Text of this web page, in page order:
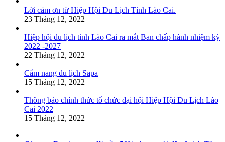
Lời cảm ơn từ Hiệp Hội Du Lịch Tỉnh Lào Cai.
23 Tháng 12, 2022
Hiệp hội du lịch tỉnh Lào Cai ra mắt Ban chấp hành nhiệm kỳ
2022 -2027
22 Tháng 12, 2022
Cẩm nang du lịch Sapa
15 Tháng 12, 2022
Thông báo chính thức tổ chức đại hội Hiệp Hội Du Lịch Lào
Cai 2022
15 Tháng 12, 2022